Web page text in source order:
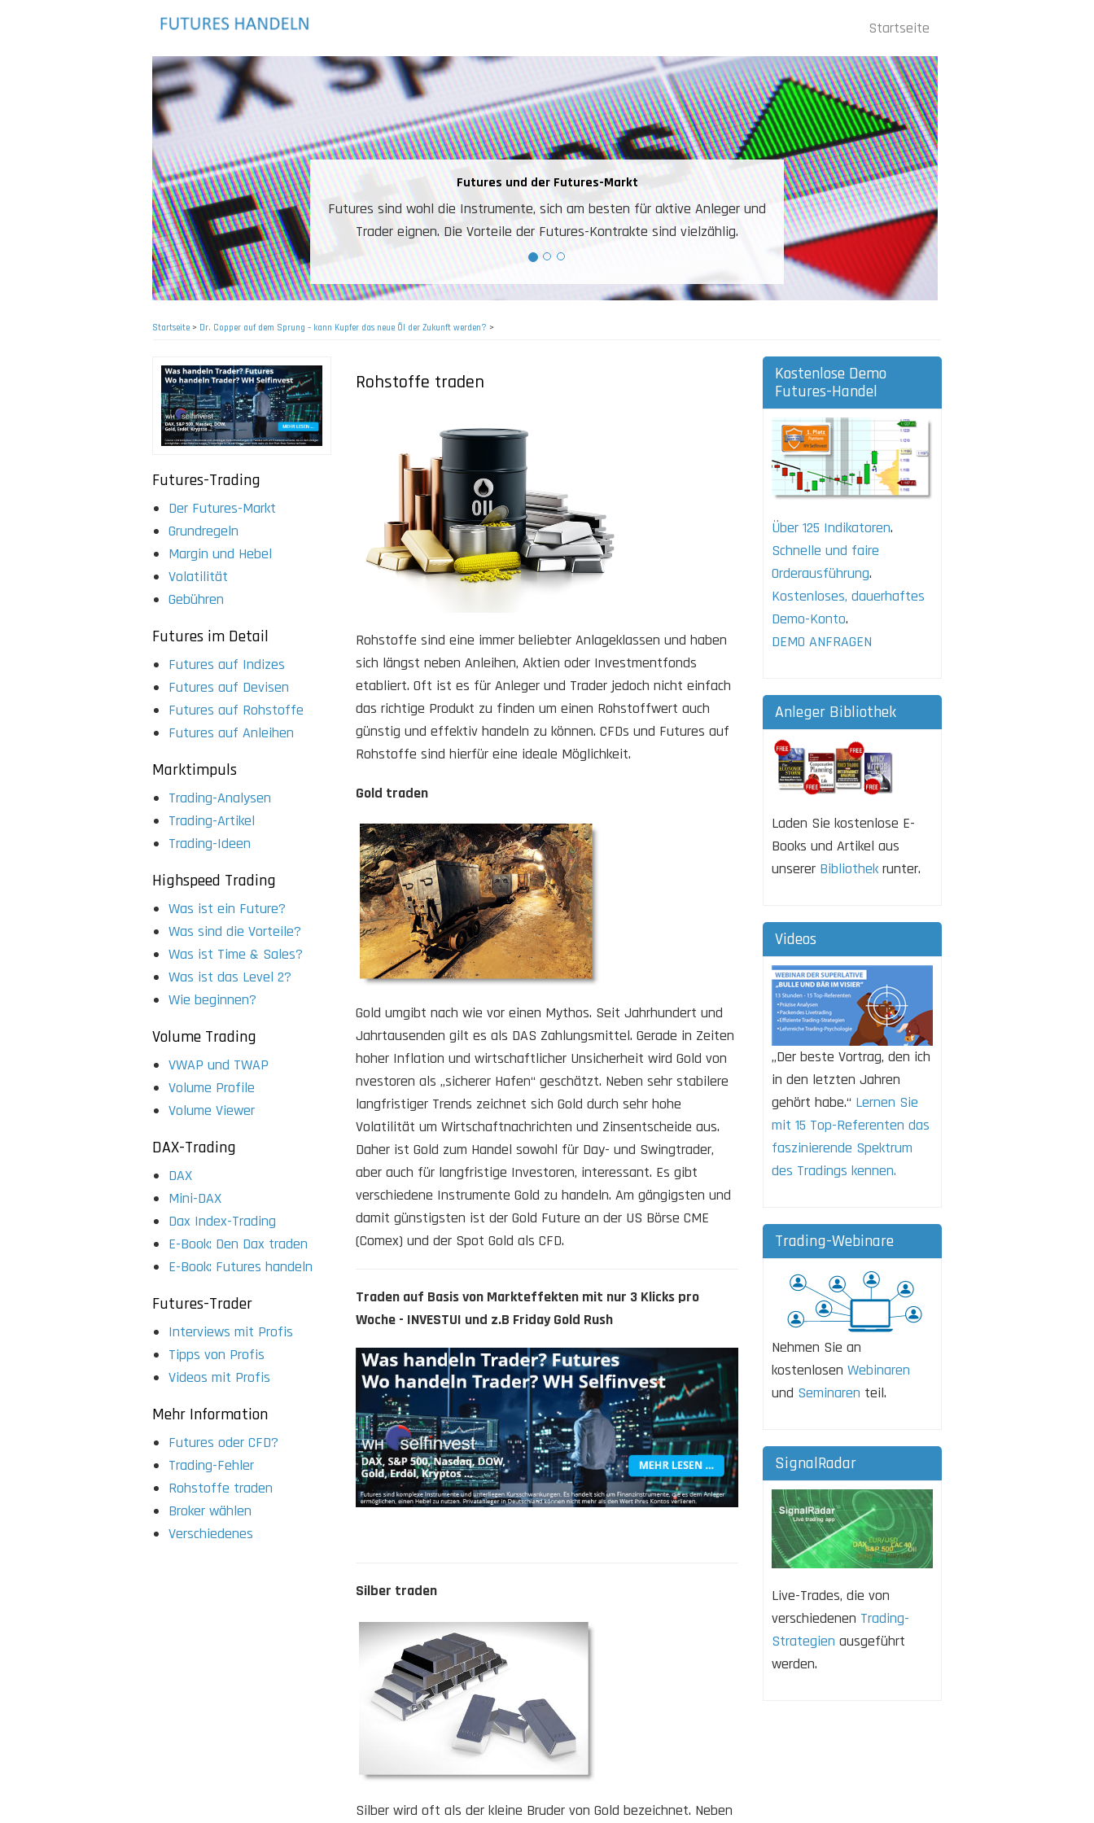
Startseite
Warum aktive Trader Futures handeln?
Sehr einfaches Instrument. Sowohl Long- als auch Shortpositionen. Ein
einziges Konto zum Handeln auf Marktindizes, Öl, Gold, Weizen, Zucker usw.
Niedrige Gebühren.
Startseite> Dr. Copper auf dem Sprung – kann Kupfer das neue Öl der Zukunft werden? >
Futures-Trading
Der Futures-Markt
Grundregeln
Margin und Hebel
Volatilität
Gebühren
Futures im Detail
Futures auf Indizes
Futures auf Devisen
Futures auf Rohstoffe
Futures auf Anleihen
Marktimpuls
Trading-Analysen
Trading-Artikel
Trading-Ideen
Highspeed Trading
Was ist ein Future?
Was sind die Vorteile?
Was ist Time & Sales?
Was ist das Level 2?
Wie beginnen?
Volume Trading
VWAP und TWAP
Volume Profile
Volume Viewer
DAX-Trading
DAX
Mini-DAX
Dax Index-Trading
E-Book: Den Dax traden
E-Book: Futures handeln
Futures-Trader
Interviews mit Profis
Tipps von Profis
Videos mit Profis
Mehr Information
Futures oder CFD?
Trading-Fehler
Rohstoffe traden
Broker wählen
Verschiedenes
Rohstoffe traden
Rohstoffe sind eine immer beliebter Anlageklassen und haben
sich längst neben Anleihen, Aktien oder Investmentfonds
etabliert. Oft ist es für Anleger und Trader jedoch nicht einfach
das richtige Produkt zu finden um einen Rohstoffwert auch
günstig und effektiv handeln zu können. CFDs und Futures auf
Rohstoffe sind hierfür eine ideale Möglichkeit.
Gold traden
Gold umgibt nach wie vor einen Mythos. Seit Jahrhundert und
Jahrtausenden gilt es als DAS Zahlungsmittel. Gerade in Zeiten
hoher Inflation und wirtschaftlicher Unsicherheit wird Gold von
nvestoren als „sicherer Hafen“ geschätzt. Neben sehr stabilere
langfristiger Trends zeichnet sich Gold durch sehr hohe
Volatilität um Wirtschaftnachrichten und Zinsentscheide aus.
Daher ist Gold zum Handel sowohl für Day- und Swingtrader,
aber auch für langfristige Investoren, interessant. Es gibt
verschiedene Instrumente Gold zu handeln. Am gängigsten und
damit günstigsten ist der Gold Future an der US Börse CME
(Comex) und der Spot Gold als CFD.
Traden auf Basis von Markteffekten mit nur 3 Klicks pro
Woche - INVESTUI und z.B Friday Gold Rush
Silber traden
Silber wird oft als der kleine Bruder von Gold bezeichnet. Neben
Kostenlose Demo
Futures-Handel
Über 125 Indikatoren.
Schnelle und faire
Orderausführung.
Kostenloses, dauerhaftes
Demo-Konto.
DEMO ANFRAGEN
Anleger Bibliothek
Laden Sie kostenlose E-
Books und Artikel aus
unserer Bibliothekrunter.
Videos
„Der beste Vortrag, den ich
in den letzten Jahren
gehört habe.“ Lernen Sie
mit 15 Top-Referenten das
faszinierende Spektrum
des Tradings kennen.
Trading-Webinare
Nehmen Sie an
kostenlosen Webinaren
und Seminaren teil.
SignalRadar
Live-Trades, die von
verschiedenen Trading-
Strategien ausgeführt
werden.